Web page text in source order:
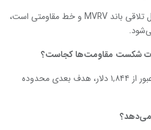
محدوده ۱,۷۹۶ تا ۱,۸۰۰ دلار که محل تلاقی باند MVRV و خط مقاومتی است،
شکست مقاومت‌ها کجاست؟
با تثبیت قیمت بالای ۱,۸۰۰ دلار و عبور از ۱,۸۴۴ دلار، هدف بعدی محدوده